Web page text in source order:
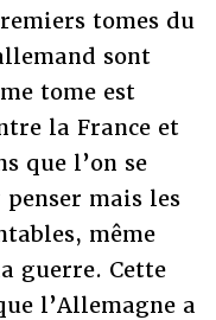
tomes du
sont
tome est
la France et
que l’on se
mais les
même
guerre. Cette
l’Allemagne a